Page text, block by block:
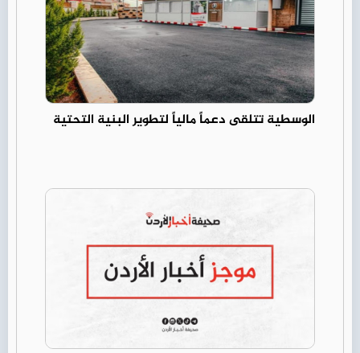
الوسطية تتلقى دعماً مالياً لتطوير البنية التحتية